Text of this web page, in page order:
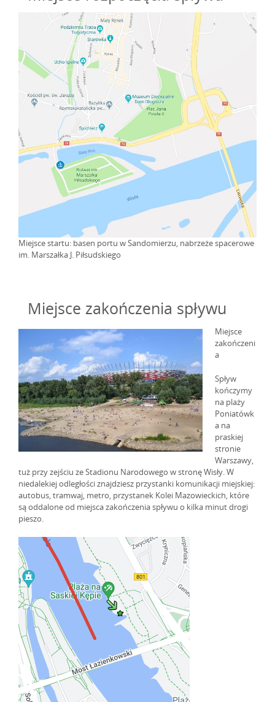
Miejsce startu: basen portu w Sandomierzu, nabrzeże spacerowe
im. Marszałka J. Piłsudskiego
Miejsce zakończenia spływu
Miejsce
zakończeni
a
Spływ
kończymy
na plaży
Poniatówk
a na
praskiej
stronie
Warszawy,
tuż przy zejściu ze Stadionu Narodowego w stronę Wisły. W
niedalekiej odległości znajdziesz przystanki komunikacji miejskiej:
autobus, tramwaj, metro, przystanek Kolei Mazowieckich, które
są oddalone od miejsca zakończenia spływu o kilka minut drogi
pieszo.